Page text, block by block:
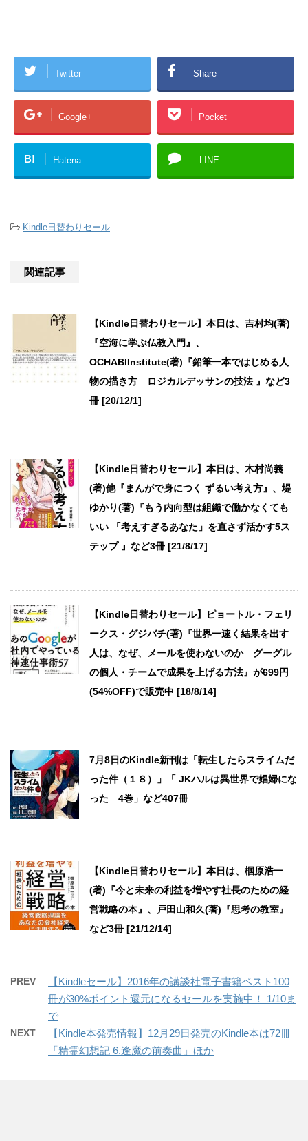
Twitter Share
Google+ Pocket
B! Hatena LINE
-Kindle日替わりセール
関連記事
【Kindle日替わりセール】本日は、吉村均(著)
『空海に学ぶ仏教入門』、
OCHABIInstitute(著)『鉛筆一本ではじめる人
物の描き方 ロジカルデッサンの技法 』など3
冊 [20/12/1]
【Kindle日替わりセール】本日は、木村尚義
(著)他『まんがで身につく ずるい考え方』、堤
ゆかり(著)『もう内向型は組織で働かなくても
いい 「考えすぎるあなた」を直さず活かす5ス
テップ 』など3冊 [21/8/17]
【Kindle日替わりセール】ピョートル・フェリ
ークス・グジバチ(著)『世界一速く結果を出す
人は、なぜ、メールを使わないのか グーグル
の個人・チームで成果を上げる方法』が699円
(54%OFF)で販売中 [18/8/14]
7月8日のKindle新刊は「転生したらスライムだ
った件（１８）」「 JKハルは異世界で娼婦にな
った 4巻」など407冊
【Kindle日替わりセール】本日は、椢原浩一
(著)『今と未来の利益を増やす社長のための経
営戦略の本』、戸田山和久(著)『思考の教室』
など3冊 [21/12/14]
PREV
【Kindleセール】2016年の講談社電子書籍ベスト100
冊が30%ポイント還元になるセールを実施中！ 1/10ま
で
NEXT
【Kindle本発売情報】12月29日発売のKindle本は72冊
「精霊幻想記 6.逢魔の前奏曲」ほか